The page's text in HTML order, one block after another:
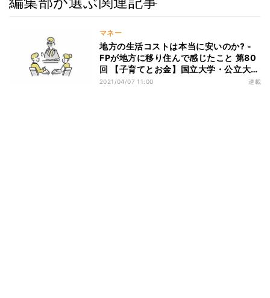
マネー
地方の生活コストは本当に安いのか? -
FPが地方に移り住んで感じたこと 第80
回 【子育てとお金】国立大学・公立大
学・私立大学の費用の違い
2021/04/07 11:00 連載